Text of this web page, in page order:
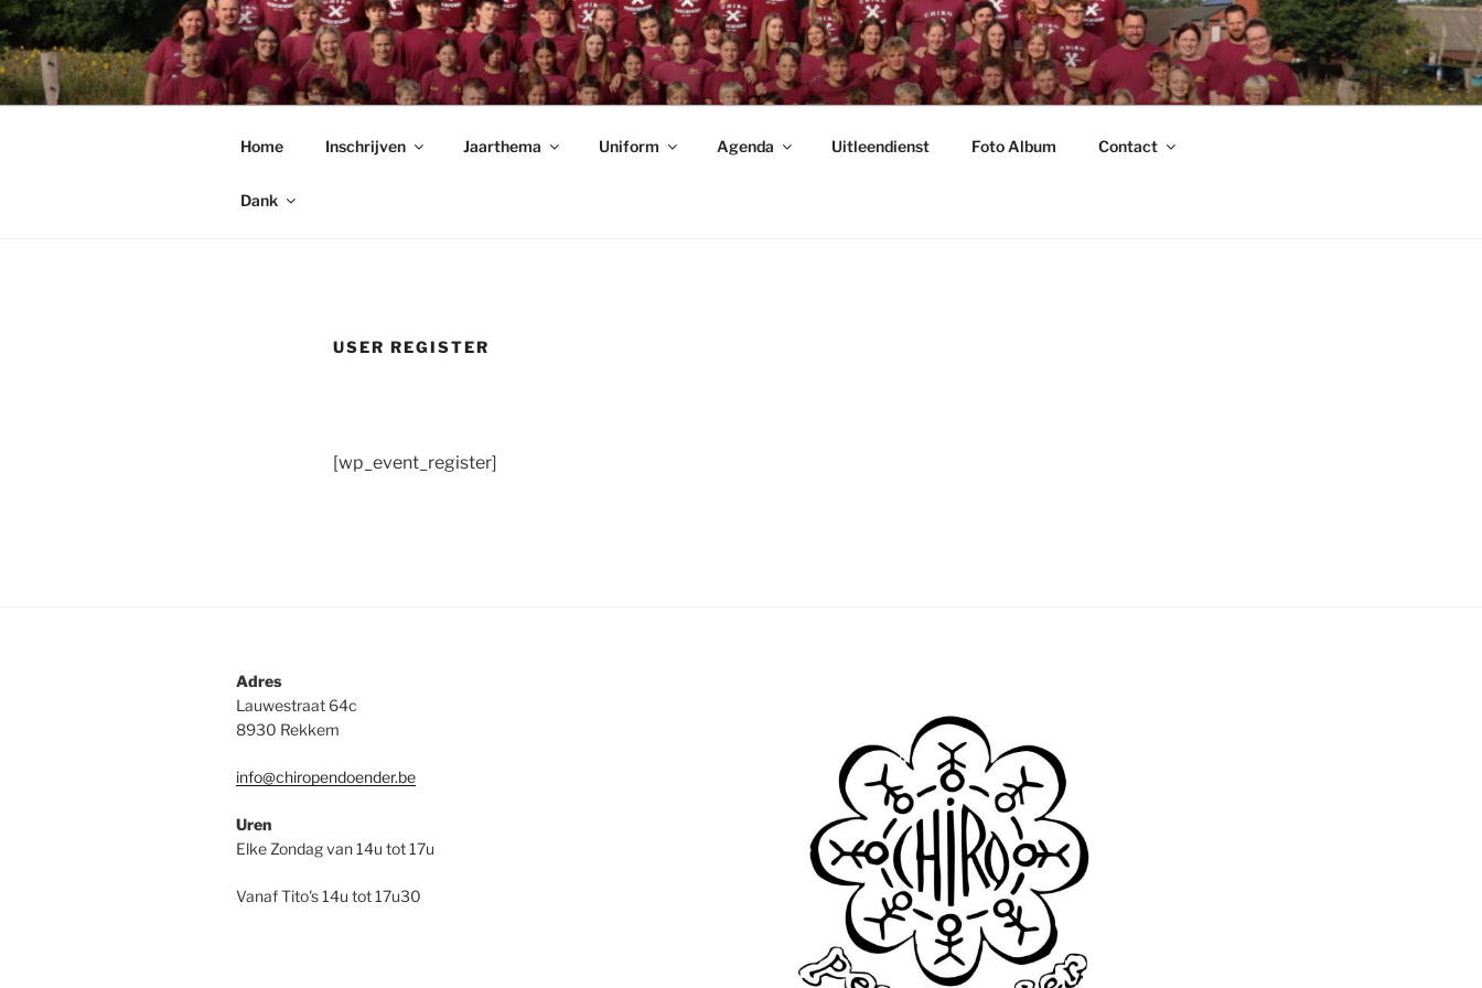
Spring
naar
de
inhoud
CHIRO PENDOENDER
Chiro Pendoender Rekkem
Home Inschrijven Jaarthema Uniform Agenda Uitleendienst Foto Album Contact
Dank
USER REGISTER
[wp_event_register]
Adres
Lauwestraat 64c
8930 Rekkem
info@chiropendoender.be
Uren
Elke Zondag van 14u tot 17u
Vanaf Tito's 14u tot 17u30